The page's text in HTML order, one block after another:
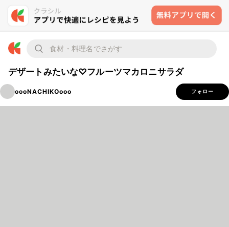
デザートみたいな♡フルーツマカロニサラダ
oooNACHIKOooo フォロー